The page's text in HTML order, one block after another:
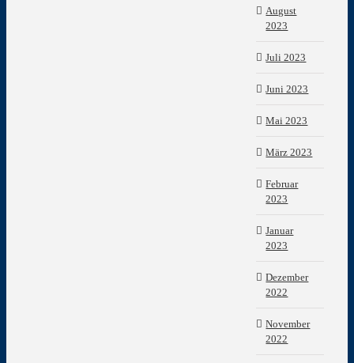
August
2023
Juli 2023
Juni 2023
Mai 2023
März 2023
Februar
2023
Januar
2023
Dezember
2022
November
2022